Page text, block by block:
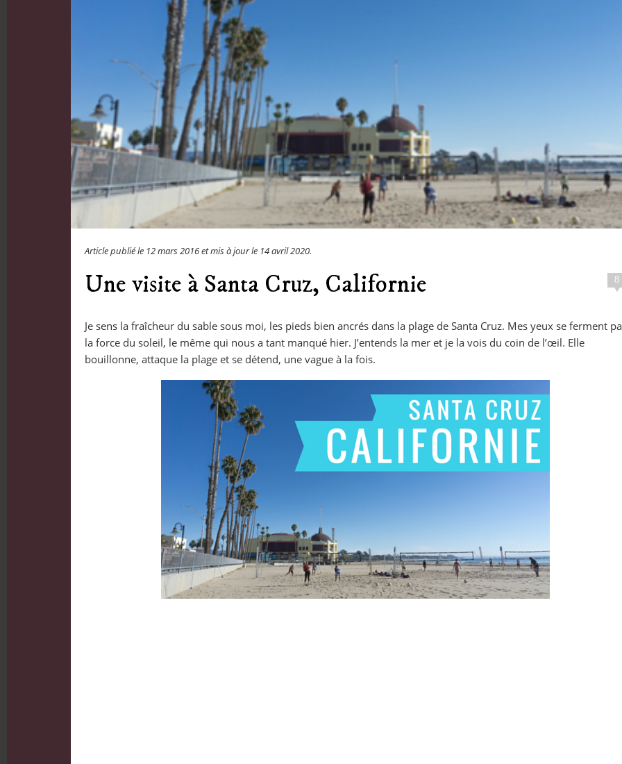
Article publié le 12 mars 2016et mis à jour le 14 avril 2020.
8
Une visite à Santa Cruz, Californie
Je sens la fraîcheur du sable sous moi, les pieds bien ancrés dans la plage de Santa Cruz. Mes yeux se ferment
la force du soleil, le même qui nous a tant manqué hier. J’entends la mer et je la vois du coin de l’œil. Elle
bouillonne, attaque la plage et se détend, une vague à la fois.